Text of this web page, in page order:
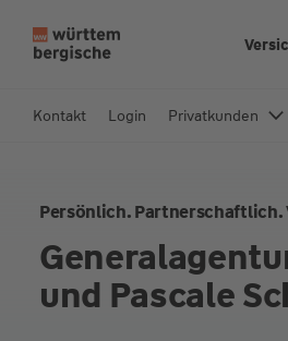
InKontakt Login Privatkunden
Persönlich. Partnerschaftlich.
und Pascale